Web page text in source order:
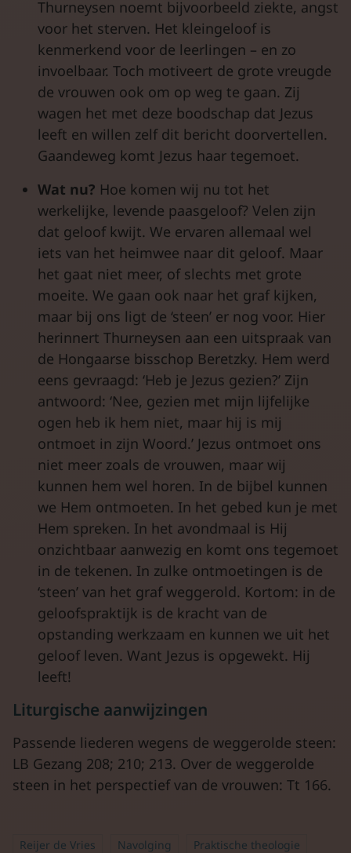
Thurneysen noemt bijvoorbeeld ziekte, angst
voor het sterven. Het kleingeloof is
kenmerkend voor de leerlingen – en zo
invoelbaar. Toch motiveert de grote vreugde
de vrouwen ook om op weg te gaan. Zij
wagen het met deze boodschap dat Jezus
leeft en willen zelf dit bericht doorvertellen.
Gaandeweg komt Jezus haar tegemoet.
Wat nu? Hoe komen wij nu tot het
werkelijke, levende paasgeloof? Velen zijn
dat geloof kwijt. We ervaren allemaal wel
iets van het heimwee naar dit geloof. Maar
het gaat niet meer, of slechts met grote
moeite. We gaan ook naar het graf kijken,
maar bij ons ligt de ‘steen’ er nog voor. Hier
herinnert Thurneysen aan een uitspraak van
de Hongaarse bisschop Beretzky. Hem werd
eens gevraagd: ‘Heb je Jezus gezien?’ Zijn
antwoord: ‘Nee, gezien met mijn lijfelijke
ogen heb ik hem niet, maar hij is mij
ontmoet in zijn Woord.’ Jezus ontmoet ons
niet meer zoals de vrouwen, maar wij
kunnen hem wel horen. In de bijbel kunnen
we Hem ontmoeten. In het gebed kun je met
Hem spreken. In het avondmaal is Hij
onzichtbaar aanwezig en komt ons tegemoet
in de tekenen. In zulke ontmoetingen is de
‘steen’ van het graf weggerold. Kortom: in de
geloofspraktijk is de kracht van de
opstanding werkzaam en kunnen we uit het
geloof leven. Want Jezus is opgewekt. Hij
leeft!
Liturgische aanwijzingen
Passende liederen wegens de weggerolde steen:
LB Gezang 208; 210; 213. Over de weggerolde
steen in het perspectief van de vrouwen: Tt 166.
Reijer de Vries Navolging
Praktische theologie